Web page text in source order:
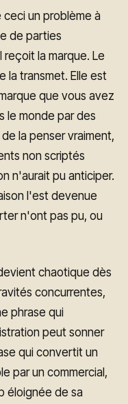
un problème à
de parties
la marque. Le
la transmet. Elle est
que vous avez
le monde par des
la penser vraiment,
non scriptés
n'aurait pu anticiper.
l'est devenue
n'ont pas pu, ou
chaotique dès
concurrentes,
phrase qui
peut sonner
qui convertit un
par un commercial,
éloignée de sa